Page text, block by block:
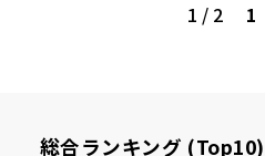
1 / 2 1
総合ランキング (Top10)